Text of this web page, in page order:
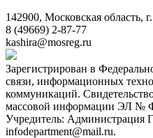
142900, Московская область,
8 (49669) 2-87-77
kashira@mosreg.ru
Зарегистрирован в
связи, информационных
коммуникаций.
массовой информации ЭЛ №
Учредитель:
infodepartment@mail.ru.